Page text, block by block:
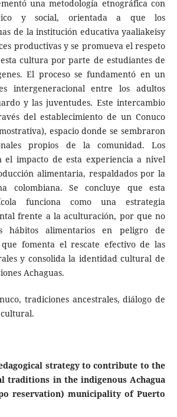
una metodología etnográfica con
y social, orientada a que los
de la institución educativa yaaliakeisy
productivas y se promueva el respeto
cultura por parte de estudiantes de
El proceso se fundamentó en un
intergeneracional entre los adultos
y las juventudes. Este intercambio
del establecimiento de un Conuco
espacio donde se sembraron
propios de la comunidad. Los
el impacto de esta experiencia a nivel
alimentaria, respaldados por la
colombiana. Se concluye que esta
funciona como una estrategia
frente a la aculturación, por que no
hábitos alimentarios en peligro de
fomenta el rescate efectivo de las
y consolida la identidad cultural de
Achaguas.
tradiciones ancestrales, diálogo de
strategy to contribute to the
traditions in the indigenous Achagua
reservation) municipality of Puerto